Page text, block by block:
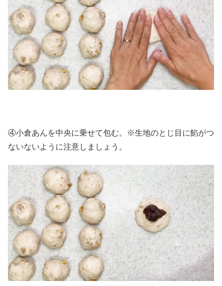
④小倉あんを中央に乗せて包む。※生地のとじ目に餡がつ
ないないように注意しましょう。